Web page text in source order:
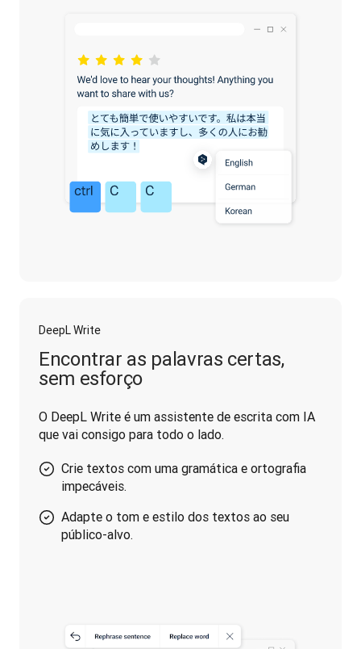
DeepL Write
Encontrar as palavras certas,
sem esforço
O DeepL Write é um assistente de escrita com IA
que vai consigo para todo o lado.
Crie textos com uma gramática e ortografia
impecáveis.
Adapte o tom e estilo dos textos ao seu
público-alvo.